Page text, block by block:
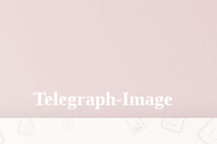
Telegraph-Image